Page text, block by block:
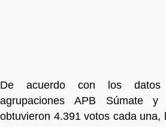
De acuerdo con los datos
agrupaciones APB Súmate y
obtuvieron 4.391 votos cada una,